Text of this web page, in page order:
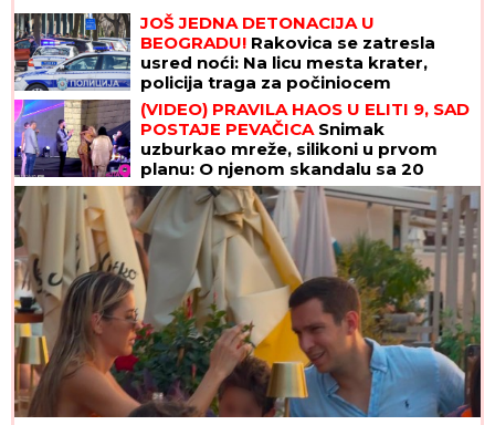
JOŠ JEDNA DETONACIJA U
BEOGRADU! Rakovica se zatresla
usred noći: Na licu mesta krater,
policija traga za počiniocem
(VIDEO) PRAVILA HAOS U ELITI 9, SAD
POSTAJE PEVAČICASnimak
uzburkao mreže, silikoni u prvom
planu: O njenom skandalu sa 20
godina starijim brujao Balkan